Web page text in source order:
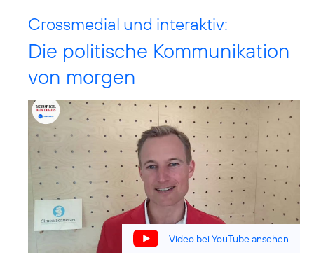
Crossmedial und interaktiv:
Die politische Kommunikation
von morgen
Video bei YouTube ansehen